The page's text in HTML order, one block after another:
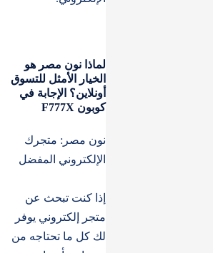
لماذا نون مصر هو
الخيار الأمثل للتسوق
أونلاين؟ الإجابة في
كوبون F777X
نون مصر: متجرك
الإلكتروني المفضل
إذا كنت تبحث عن
متجر إلكتروني يوفر
لك كل ما تحتاجه من